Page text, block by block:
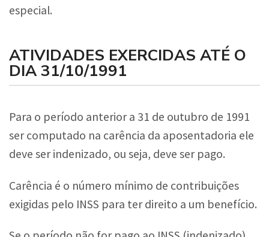
especial.
ATIVIDADES EXERCIDAS ATÉ O
DIA 31/10/1991
Para o período anterior a 31 de outubro de 1991
ser computado na carência da aposentadoria ele
deve ser indenizado, ou seja, deve ser pago.
Carência é o número mínimo de contribuições
exigidas pelo INSS para ter direito a um benefício.